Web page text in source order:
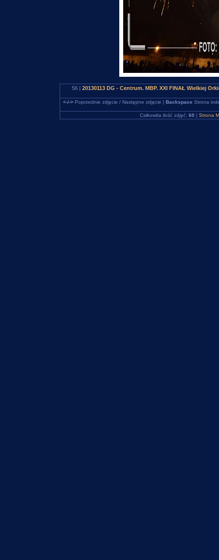
56 | 20130113 DG - Centrum. MBP. XXI FINAŁ Wielkiej
<-/->Poprzednie zdjęcie / Następne zdjęcie | Backspace Strona
Całkowita ilość zdjęć: 60 | Strona